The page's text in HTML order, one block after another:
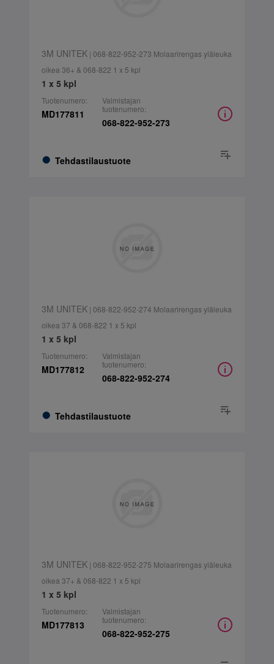
3M UNITEK| 068-822-952-273 Molaarirengas yläleuka
oikea 36+ & 068-822 1 x 5 kpl
1 x 5 kpl
Tuotenumero:
MD177811
Tehdastilaustuote
Valmistajan
tuotenumero:
068-822-952-273
3M UNITEK| 068-822-952-274 Molaarirengas yläleuka
oikea 37 & 068-822 1 x 5 kpl
1 x 5 kpl
Tuotenumero:
MD177812
Tehdastilaustuote
Valmistajan
tuotenumero:
068-822-952-274
3M UNITEK| 068-822-952-275 Molaarirengas yläleuka
oikea 37+ & 068-822 1 x 5 kpl
1 x 5 kpl
Tuotenumero:
MD177813
Valmistajan
tuotenumero:
068-822-952-275